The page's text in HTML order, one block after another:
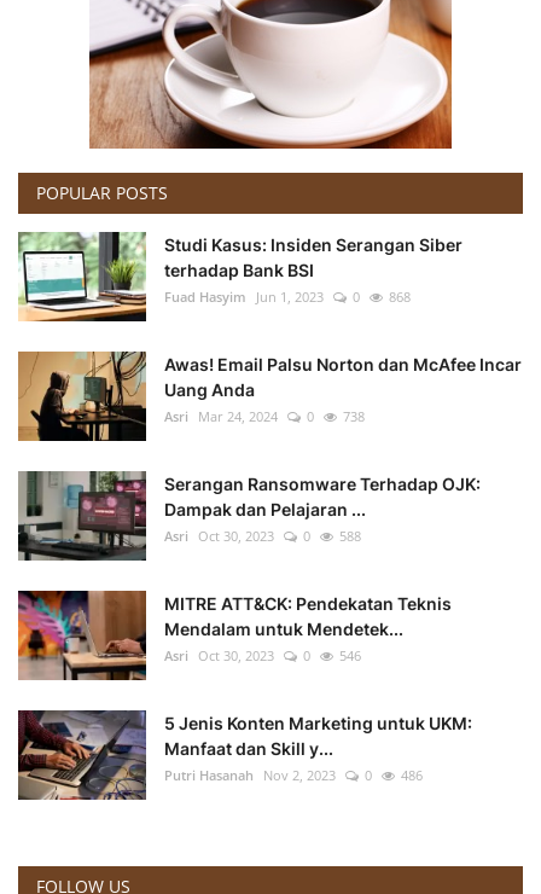
POPULAR POSTS
Studi Kasus: Insiden Serangan Siber
terhadap Bank BSI
Fuad Hasyim Jun 1, 2023 0 868
Awas! Email Palsu Norton dan McAfee Incar
Uang Anda
Asri Mar 24, 2024 0 738
Serangan Ransomware Terhadap OJK:
Dampak dan Pelajaran ...
Asri Oct 30, 2023 0 588
MITRE ATT&CK: Pendekatan Teknis
Mendalam untuk Mendetek...
Asri Oct 30, 2023 0 546
5 Jenis Konten Marketing untuk UKM:
Manfaat dan Skill y...
Putri Hasanah Nov 2, 2023 0 486
FOLLOW US